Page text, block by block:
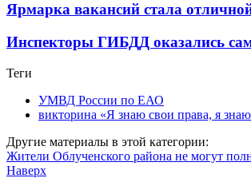
Ярмарка вакансий стала
Инспекторы ГИБДД оказались
Теги
УМВД России по ЕАО
викторина «Я знаю свои права, я
Другие материалы в этой категории:
Жители Облученского района не могут
Наверх